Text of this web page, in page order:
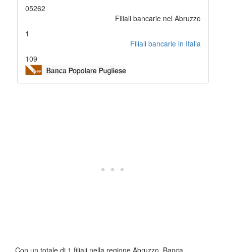
05262
Filiali bancarie nel Abruzzo
1
Filiali bancarie in Italia
109
Con un totale di 1 filiali nella regione Abruzzo, Banca